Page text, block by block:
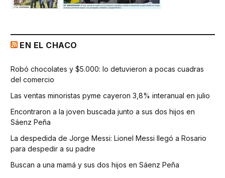
EN EL CHACO
Robó chocolates y $5.000: lo detuvieron a pocas cuadras
del comercio
Las ventas minoristas pyme cayeron 3,8% interanual en julio
Encontraron a la joven buscada junto a sus dos hijos en
Sáenz Peña
La despedida de Jorge Messi: Lionel Messi llegó a Rosario
para despedir a su padre
Buscan a una mamá y sus dos hijos en Sáenz Peña